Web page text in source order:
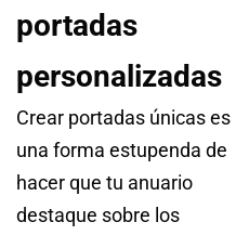
portadas
personalizadas
Crear portadas únicas es
una forma estupenda de
hacer que tu anuario
destaque sobre los